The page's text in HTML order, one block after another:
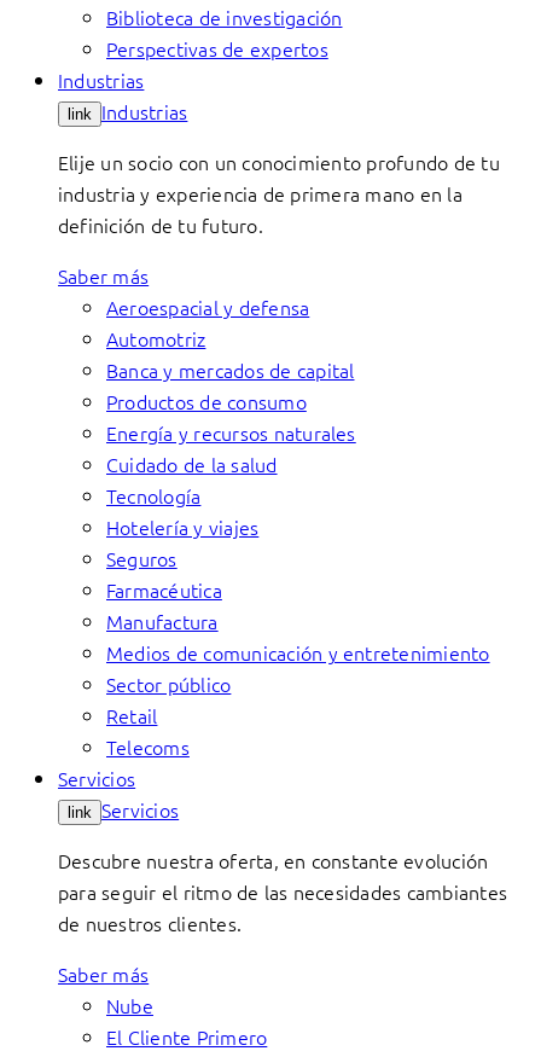
Biblioteca de investigación
Perspectivas de expertos
Industrias
link Industrias
Elije un socio con un conocimiento profundo de tu
industria y experiencia de primera mano en la
definición de tu futuro.
Saber más
Aeroespacial y defensa
Automotriz
Banca y mercados de capital
Productos de consumo
Energía y recursos naturales
Cuidado de la salud
Tecnología
Hotelería y viajes
Seguros
Farmacéutica
Manufactura
Medios de comunicación y entretenimiento
Sector público
Retail
Telecoms
Servicios
link Servicios
Descubre nuestra oferta, en constante evolución
para seguir el ritmo de las necesidades cambiantes
de nuestros clientes.
Saber más
Nube
El Cliente Primero